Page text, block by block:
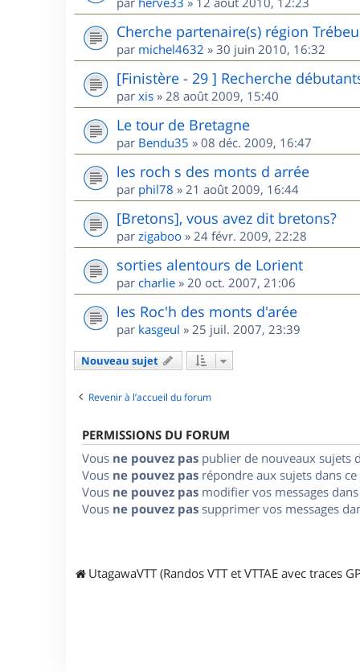
Cherche partenaire(s) région
par michel4632 » 30 juin 2010, 16:32
[Finistère - 29 ] Recherche
par xis » 28 août 2009, 15:40
Le tour de Bretagne
par Bendu35 » 08 déc. 2009, 16:47
les roch s des monts d arrée
par phil78 » 21 août 2009, 16:44
[Bretons], vous avez dit bretons?
par zigaboo » 24 févr. 2009, 22:28
sorties alentours de Lorient
par charlie » 20 oct. 2007, 21:06
les Roc'h des monts d'arée
par kasgeul » 25 juil. 2007, 23:39
Nouveau sujet
Revenir à l’accueil du forum
PERMISSIONS DU FORUM
Vous ne pouvez pas publier de nouveaux sujets
Vous ne pouvez pas répondre aux sujets dans
Vous ne pouvez pas modifier vos messages
Vous ne pouvez pas supprimer vos messages
UtagawaVTT (Randos VTT et VTTAE avec traces